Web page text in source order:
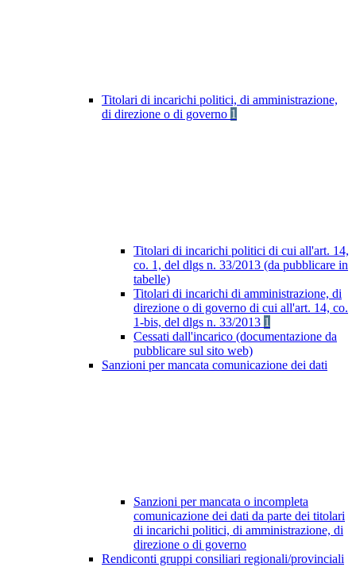
Titolari di incarichi politici, di amministrazione,
di direzione o di governo 1
Titolari di incarichi politici di cui all'art. 14,
co. 1, del dlgs n. 33/2013 (da pubblicare in
tabelle)
Titolari di incarichi di amministrazione, di
direzione o di governo di cui all'art. 14, co.
1-bis, del dlgs n. 33/2013 1
Cessati dall'incarico (documentazione da
pubblicare sul sito web)
Sanzioni per mancata comunicazione dei dati
Sanzioni per mancata o incompleta
comunicazione dei dati da parte dei titolari
di incarichi politici, di amministrazione, di
direzione o di governo
Rendiconti gruppi consiliari regionali/provinciali